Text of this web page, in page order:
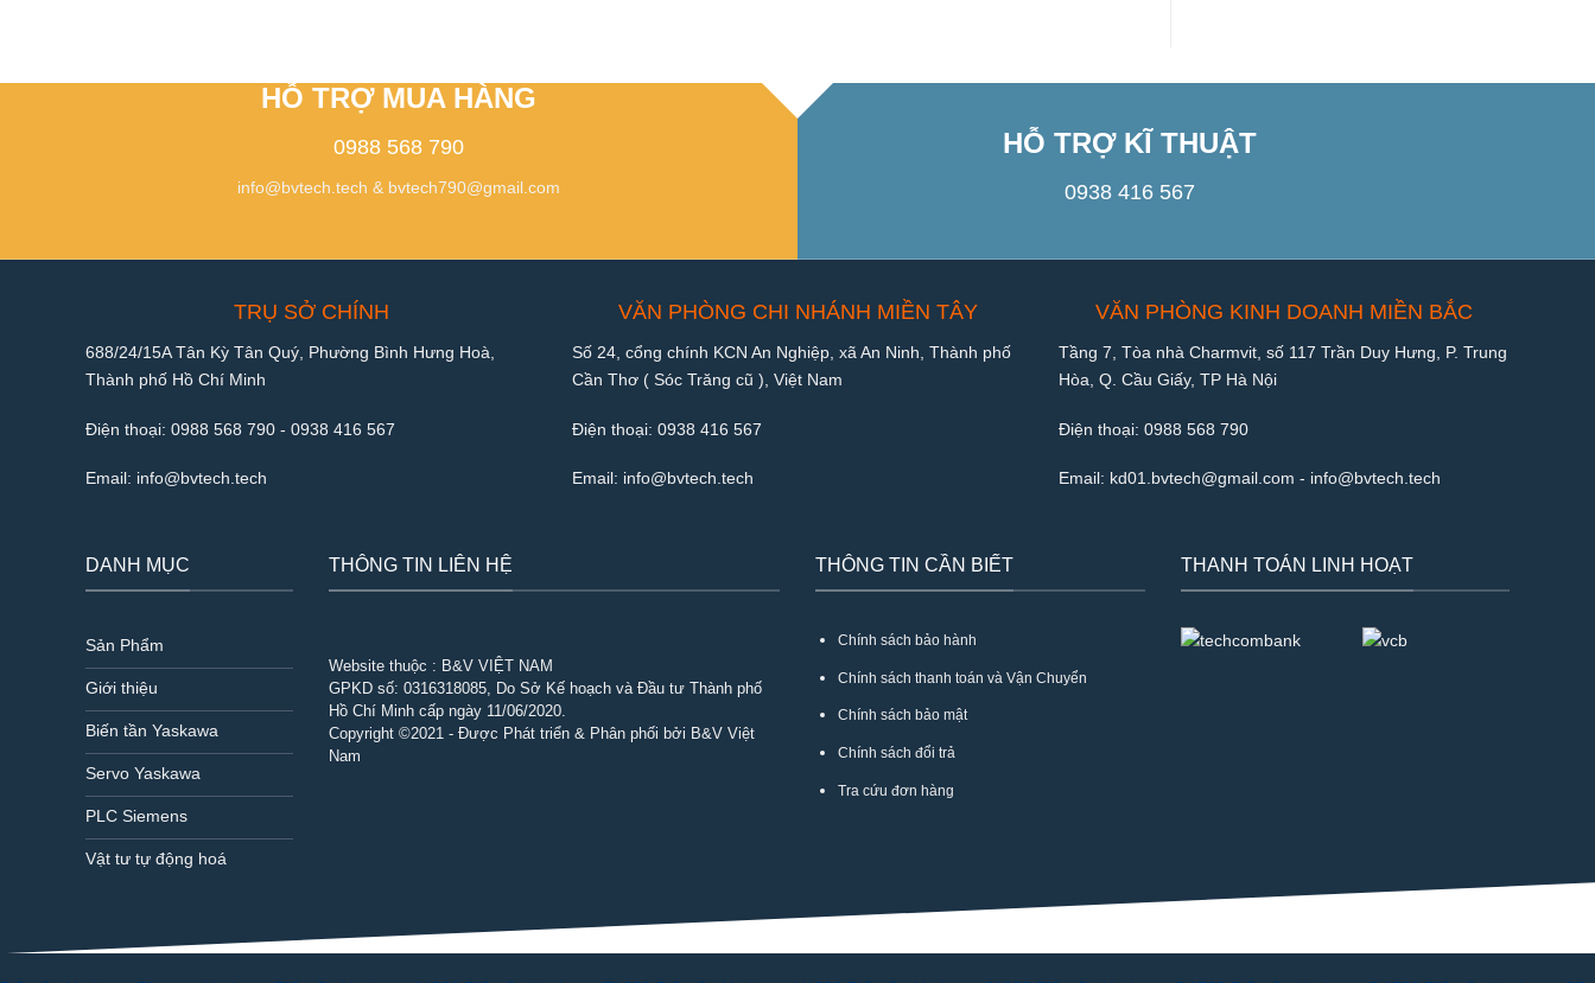
HỖ TRỢ MUA HÀNG
0988 568 790
info@bvtech.tech & bvtech790@gmail.com
HỖ TRỢ KĨ THUẬT
0938 416 567
TRỤ SỞ CHÍNH
688/24/15A Tân Kỳ Tân Quý, Phường Bình Hưng Hoà,
Thành phố Hồ Chí Minh
Điện thoại: 0988 568 790 - 0938 416 567
Email: info@bvtech.tech
VĂN PHÒNG CHI NHÁNH MIỀN TÂY
Số 24, cổng chính KCN An Nghiệp, xã An Ninh, Thành phố
Cần Thơ ( Sóc Trăng cũ ), Việt Nam
Điện thoại: 0938 416 567
Email: info@bvtech.tech
VĂN PHÒNG KINH DOANH MIỀN BẮC
Tầng 7, Tòa nhà Charmvit, số 117 Trần Duy Hưng, P. Trung
Hòa, Q. Cầu Giấy, TP Hà Nội
Điện thoại: 0988 568 790
Email: kd01.bvtech@gmail.com - info@bvtech.tech
DANH MỤC
Sản Phẩm
Giới thiệu
Biến tần Yaskawa
Servo Yaskawa
PLC Siemens
Vật tư tự động hoá
THÔNG TIN LIÊN HỆ
Website thuộc : B&V VIỆT NAM
GPKD số: 0316318085, Do Sở Kế hoạch và Đầu tư Thành phố
Hồ Chí Minh cấp ngày 11/06/2020.
Copyright ©2021 - Được Phát triển & Phân phối bởi B&V Việt
Nam
THÔNG TIN CẦN BIẾT
Chính sách bảo hành
Chính sách thanh toán và Vận Chuyển
Chính sách bảo mật
Chính sách đổi trả
Tra cứu đơn hàng
THANH TOÁN LINH HOẠT